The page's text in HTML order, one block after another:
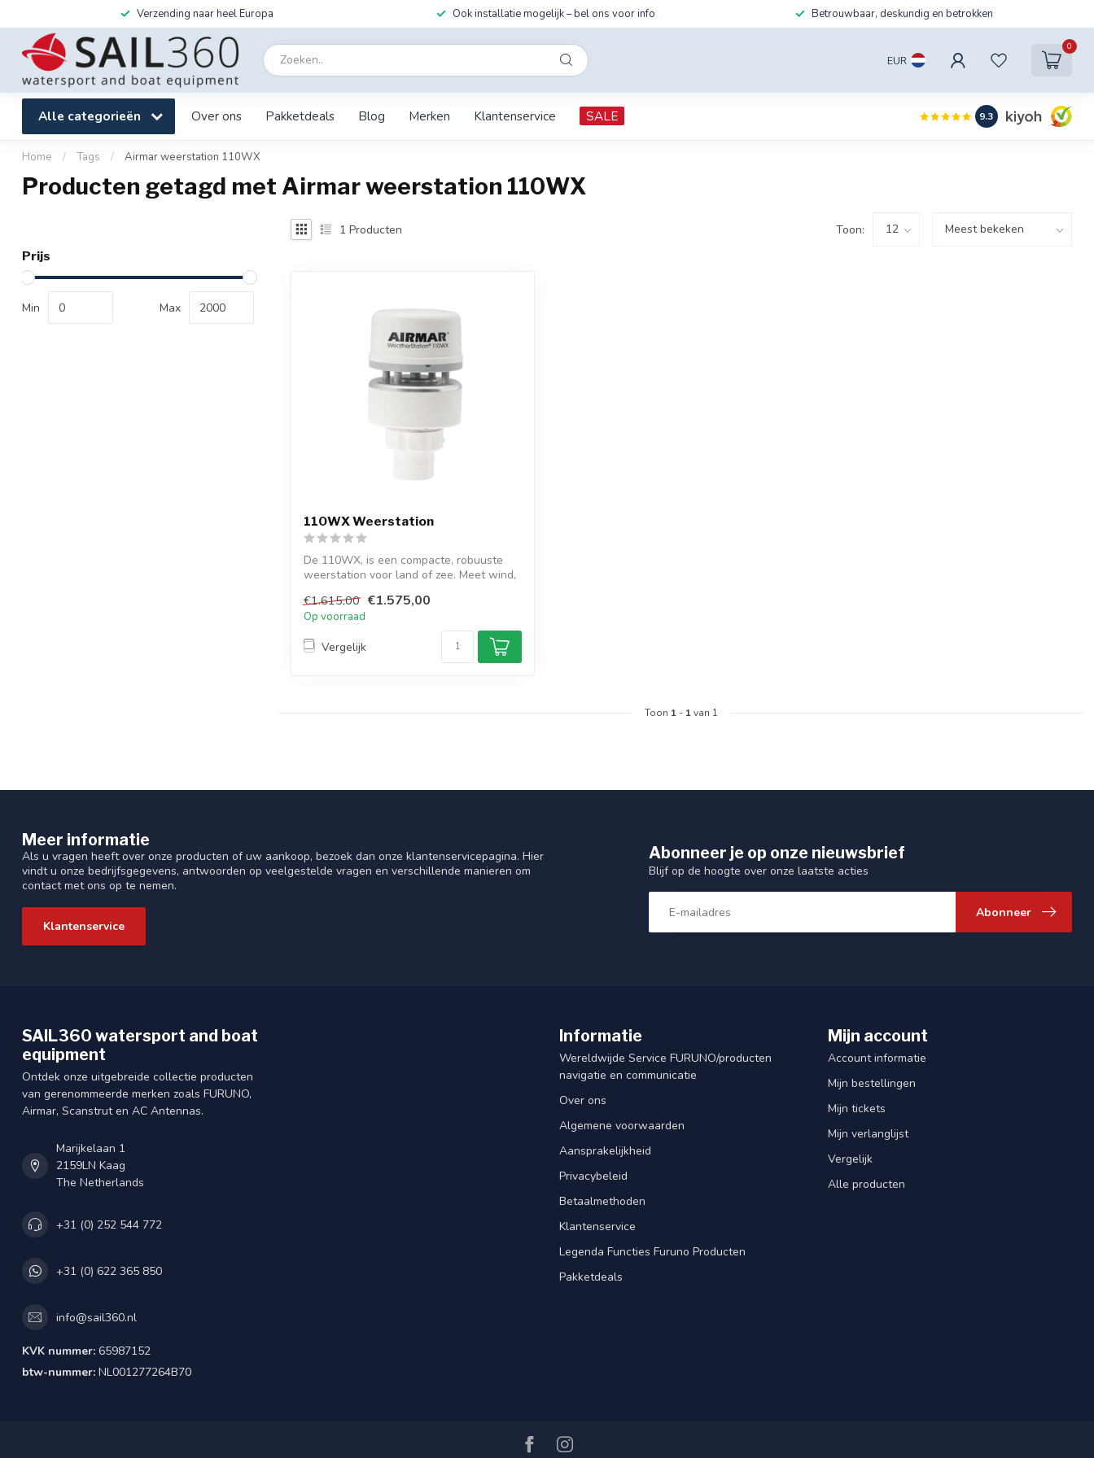
Verzending naar heel Europa Ook installatie mogelijk – bel ons voor info Betrouwbaar, deskundig en betrokken
EUR
0
Alle categorieën Over ons Pakketdeals Blog Merken Klantenservice SALE 9.3
Home / Tags / Airmar weerstation 110WX
Producten getagd met Airmar weerstation 110WX
Prijs
Min Max
1 Producten Toon:
110WX Weerstation
De 110WX, is een compacte, robuuste
weerstation voor land of zee. Meet wind,
€1.615,00 €1.575,00
Op voorraad
Vergelijk
Toon 1 - 1van 1
Meer informatie
Als u vragen heeft over onze producten of uw aankoop, bezoek dan onze klantenservicepagina. Hier
vindt u onze bedrijfsgegevens, antwoorden op veelgestelde vragen en verschillende manieren om
contact met ons op te nemen.
Klantenservice
Abonneer je op onze nieuwsbrief
Blijf op de hoogte over onze laatste acties
Abonneer
SAIL360 watersport and boat
equipment
Ontdek onze uitgebreide collectie producten
van gerenommeerde merken zoals FURUNO,
Airmar, Scanstrut en AC Antennas.
Marijkelaan 1
2159LN Kaag
The Netherlands
+31 (0) 252 544 772
+31 (0) 622 365 850
info@sail360.nl
KVK nummer: 65987152
btw-nummer: NL001277264B70
Informatie
Wereldwijde Service FURUNO/producten
navigatie en communicatie
Over ons
Algemene voorwaarden
Aansprakelijkheid
Privacybeleid
Betaalmethoden
Klantenservice
Legenda Functies Furuno Producten
Pakketdeals
Mijn account
Account informatie
Mijn bestellingen
Mijn tickets
Mijn verlanglijst
Vergelijk
Alle producten